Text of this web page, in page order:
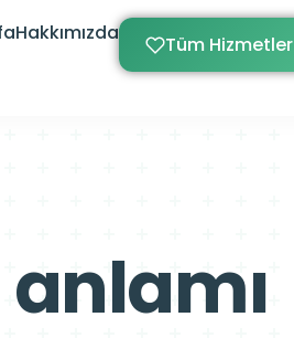
Hakkımızda Tüm Hizmetler